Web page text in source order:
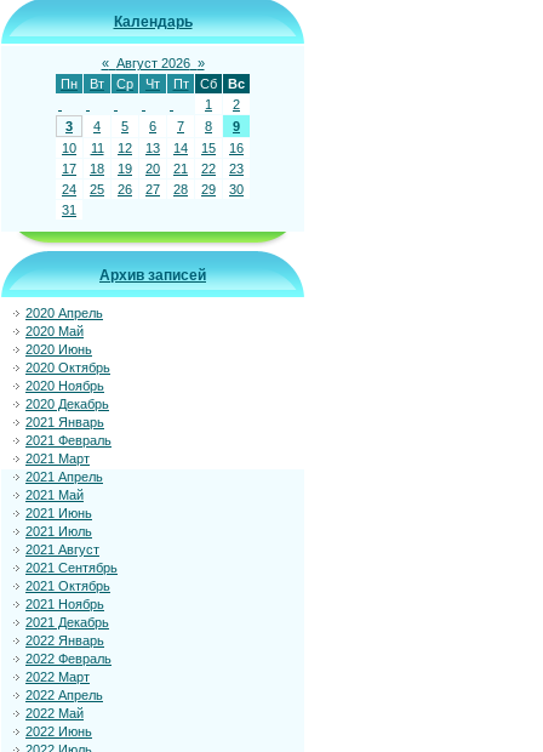
Календарь
« Август 2026 »
Пн
Вт Ср Чт Пт Сб
Вс
1
2
3
4 5 6 7 8
9
10
11 12 13 14 15
16
17
18 19 20 21 22
23
24
25 26 27 28 29
30
31
Архив записей
2020 Апрель
2020 Май
2020 Июнь
2020 Октябрь
2020 Ноябрь
2020 Декабрь
2021 Январь
2021 Февраль
2021 Март
2021 Апрель
2021 Май
2021 Июнь
2021 Июль
2021 Август
2021 Сентябрь
2021 Октябрь
2021 Ноябрь
2021 Декабрь
2022 Январь
2022 Февраль
2022 Март
2022 Апрель
2022 Май
2022 Июнь